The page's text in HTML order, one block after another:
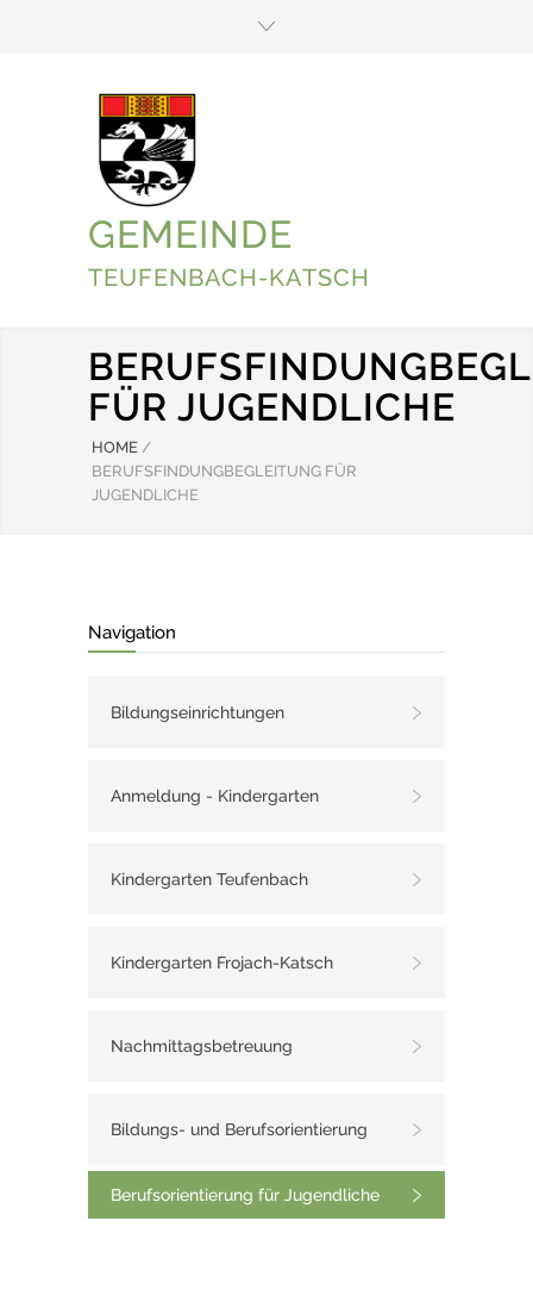
GEMEINDE
TEUFENBACH-KATSCH
FÜR JUGENDLICHE
HOME /
BERUFSFINDUNGBEGLEITUNG FÜR
JUGENDLICHE
Navigation
Bildungseinrichtungen
Anmeldung - Kindergarten
Kindergarten Teufenbach
Kindergarten Frojach-Katsch
Nachmittagsbetreuung
Bildungs- und Berufsorientierung
Berufsorientierung für Jugendliche